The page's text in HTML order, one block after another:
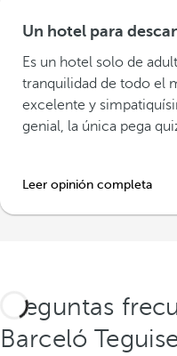
Un hotel para
Es un hotel solo de
tranquilidad de todo el
excelente y
genial, la única pega
Leer opinión completa
Preguntas
Barceló